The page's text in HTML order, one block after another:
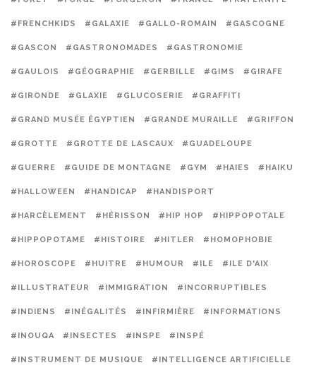
#FRENCHKIDS #GALAXIE #GALLO-ROMAIN #GASCOGNE
#GASCON #GASTRONOMADES #GASTRONOMIE
#GAULOIS #GÉOGRAPHIE #GERBILLE #GIMS #GIRAFE
#GIRONDE #GLAXIE #GLUCOSERIE #GRAFFITI
#GRAND MUSÉE ÉGYPTIEN #GRANDE MURAILLE #GRIFFON
#GROTTE #GROTTE DE LASCAUX #GUADELOUPE
#GUERRE #GUIDE DE MONTAGNE #GYM #HAIES #HAIKU
#HALLOWEEN #HANDICAP #HANDISPORT
#HARCÈLEMENT #HÉRISSON #HIP HOP #HIPPOPOTALE
#HIPPOPOTAME #HISTOIRE #HITLER #HOMOPHOBIE
#HOROSCOPE #HUITRE #HUMOUR #ILE #ILE D'AIX
#ILLUSTRATEUR #IMMIGRATION #INCORRUPTIBLES
#INDIENS #INÉGALITÉS #INFIRMIÈRE #INFORMATIONS
#INOUQA #INSECTES #INSPE #INSPÉ
#INSTRUMENT DE MUSIQUE #INTELLIGENCE ARTIFICIELLE